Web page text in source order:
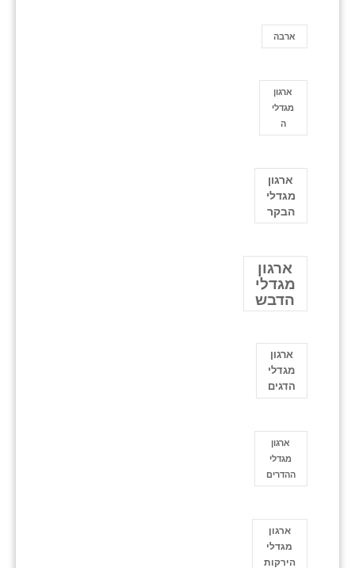
ארבה
ארגון
מגדלי
ה
ארגון
מגדלי
הבקר
ארגון
מגדלי
הדבש
ארגון
מגדלי
הדגים
ארגון
מגדלי
ההדרים
ארגון
מגדלי
הירקות